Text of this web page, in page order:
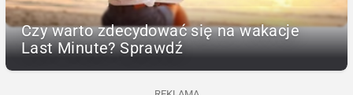
Czy warto zdecydować się na wakacje
Last Minute? Sprawdź